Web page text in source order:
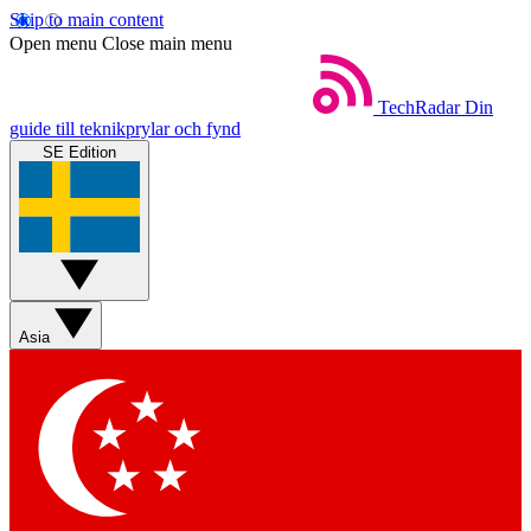
Skip to main content
Open menu Close main menu
TechRadar Din
guide till teknikprylar och fynd
SE Edition
Asia